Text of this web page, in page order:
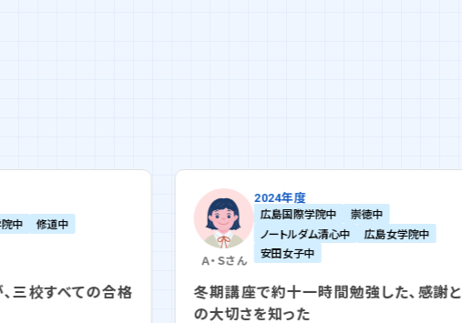
合格
2024年度
広島国際学院中
崇徳中
ノートルダム清心中
広島女学院中
安田女子中
冬期講座で約十一時間勉強した、感謝と時間
の大切さを知った